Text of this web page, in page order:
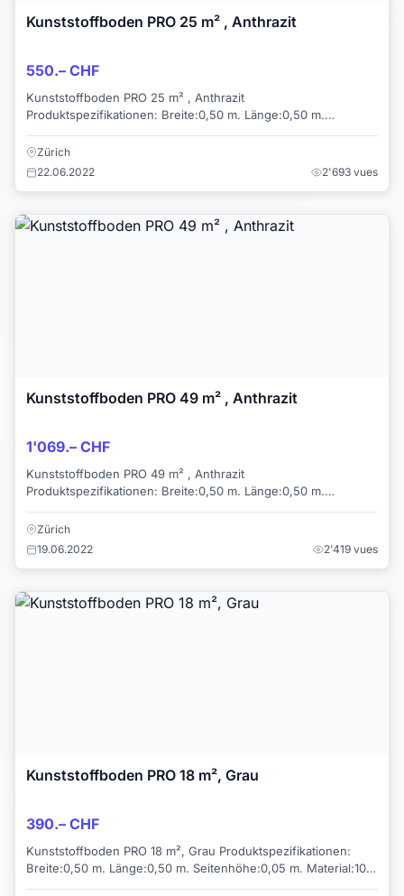
Kunststoffboden PRO 25 m² , Anthrazit
550.– CHF
Kunststoffboden PRO 25 m² , Anthrazit
Produktspezifikationen: Breite:0,50 m. Länge:0,50 m.
Zürich
22.06.2022
2'693 vues
Kunststoffboden PRO 49 m² , Anthrazit
1'069.– CHF
Kunststoffboden PRO 49 m² , Anthrazit
Produktspezifikationen: Breite:0,50 m. Länge:0,50 m.
Zürich
19.06.2022
2'419 vues
Kunststoffboden PRO 18 m², Grau
390.– CHF
Kunststoffboden PRO 18 m², Grau Produktspezifikationen:
Breite:0,50 m. Länge:0,50 m. Seitenhöhe:0,05 m. Material:100